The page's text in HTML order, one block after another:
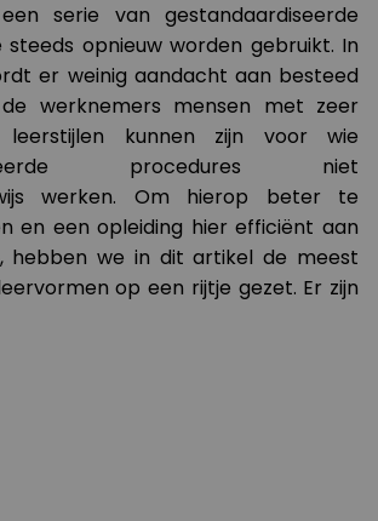
serie van gestandaardiseerde
steeds opnieuw worden gebruikt. In
er weinig aandacht aan besteed
werknemers mensen met zeer
leerstijlen kunnen zijn voor wie
procedures niet
werken. Om hierop beter te
en een opleiding hier efficiënt aan
hebben we in dit artikel de meest
op een rijtje gezet. Er zijn